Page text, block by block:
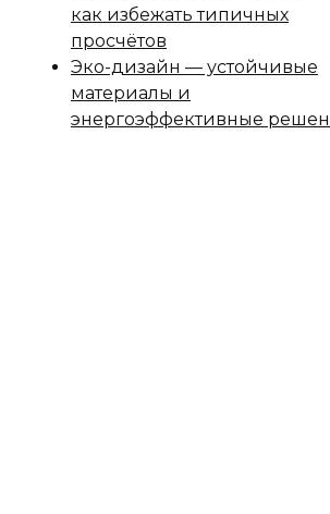
как избежать типичных
просчётов
Эко-дизайн — устойчивые
материалы и
энергоэффективные